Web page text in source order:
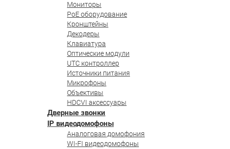
Мониторы
PoE оборудование
Кронштейны
Декодеры
Клавиатура
Оптические модули
UTC контроллер
Источники питания
Микрофоны
Объективы
HDCVI аксессуары
Дверные звонки
IP видеодомофоны
Аналоговая домофония
WI-FI видеодомофоны